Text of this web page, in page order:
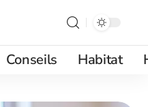
Conseils Habitat